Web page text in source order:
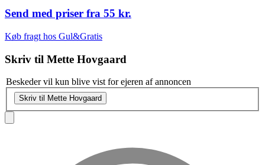
Send med priser fra 55 kr.
Køb fragt hos Gul&Gratis
Skriv til Mette Hovgaard
Beskeder vil kun blive vist for ejeren af annoncen
Skriv til Mette Hovgaard